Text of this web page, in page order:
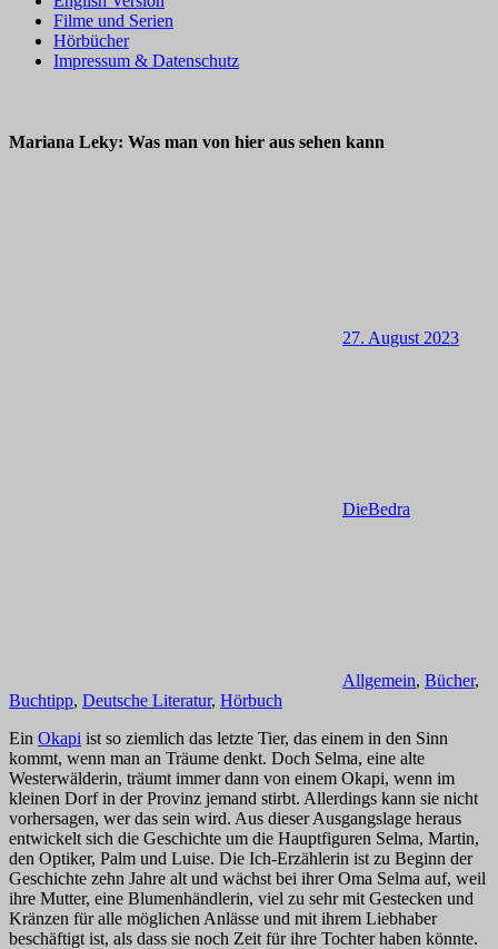
Filme und Serien
Hörbücher
Impressum & Datenschutz
Mariana Leky: Was man von hier aus sehen kann
27. August 2023
DieBedra
Allgemein, Bücher,
Buchtipp, Deutsche Literatur, Hörbuch
Ein Okapi ist so ziemlich das letzte Tier, das einem in den Sinn
kommt, wenn man an Träume denkt. Doch Selma, eine alte
Westerwälderin, träumt immer dann von einem Okapi, wenn im
kleinen Dorf in der Provinz jemand stirbt. Allerdings kann sie nicht
vorhersagen, wer das sein wird. Aus dieser Ausgangslage heraus
entwickelt sich die Geschichte um die Hauptfiguren Selma, Martin,
den Optiker, Palm und Luise. Die Ich-Erzählerin ist zu Beginn der
Geschichte zehn Jahre alt und wächst bei ihrer Oma Selma auf, weil
ihre Mutter, eine Blumenhändlerin, viel zu sehr mit Gestecken und
Kränzen für alle möglichen Anlässe und mit ihrem Liebhaber
beschäftigt ist, als dass sie noch Zeit für ihre Tochter haben könnte.